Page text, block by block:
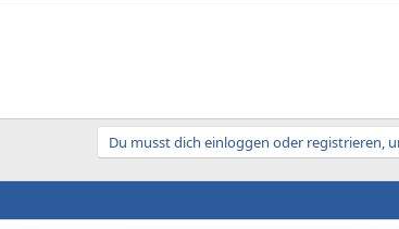
Du musst dich einloggen oder registrieren,